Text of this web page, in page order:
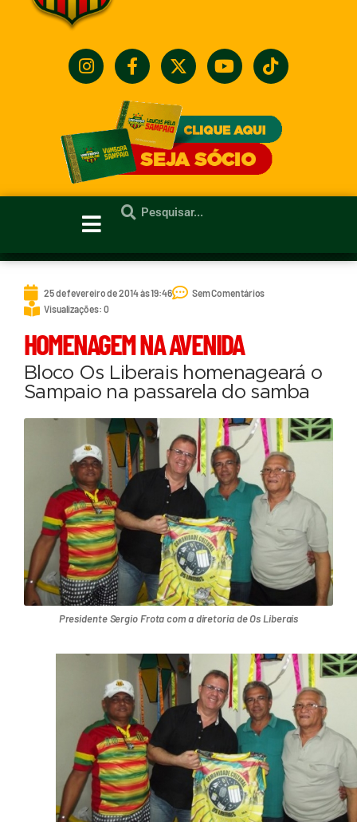
25 de fevereiro de 2014 às 19:46
Sem Comentários
Visualizações: 0
HOMENAGEM NA AVENIDA
Bloco Os Liberais homenageará o
Sampaio na passarela do samba
Presidente Sergio Frota com a diretoria de Os Liberais